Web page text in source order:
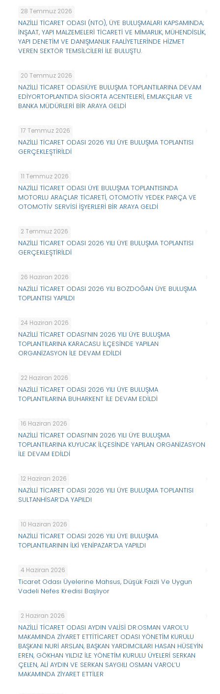
28 Temmuz 2026
NAZİLLİ TİCARET ODASI (NTO), ÜYE BULUŞMALARI KAPSAMINDA;
İNŞAAT, YAPI MALZEMELERİ TİCARETİ VE MİMARLIK, MÜHENDİSLİK,
YAPI DENETİM VE DANIŞMANLIK FAALİYETLERİNDE HİZMET
VEREN SEKTÖR TEMSİLCİLERİ İLE BULUŞTU.
20 Temmuz 2026
NAZİLLİ TİCARET ODASIÜYE BULUŞMA TOPLANTILARINA DEVAM
EDİYORTOPLANTIDA SİGORTA ACENTELERİ, EMLAKÇILAR VE
BANKA MÜDÜRLERİ BİR ARAYA GELDİ
17 Temmuz 2026
NAZİLLİ TİCARET ODASI 2026 YILI ÜYE BULUŞMA TOPLANTISI
GERÇEKLEŞTİRİLDİ
11 Temmuz 2026
NAZİLLİ TİCARET ODASI ÜYE BULUŞMA TOPLANTISINDA
MOTORLU ARAÇLAR TİCARETİ, OTOMOTİV YEDEK PARÇA VE
OTOMOTİV SERVİSİ İŞYERLERİ BİR ARAYA GELDİ
2 Temmuz 2026
NAZİLLİ TİCARET ODASI 2026 YILI ÜYE BULUŞMA TOPLANTISI
GERÇEKLEŞTİRİLDİ
26 Haziran 2026
NAZİLLİ TİCARET ODASI 2026 YILI BOZDOĞAN ÜYE BULUŞMA
TOPLANTISI YAPILDI
24 Haziran 2026
NAZİLLİ TİCARET ODASI’NIN 2026 YILI ÜYE BULUŞMA
TOPLANTILARINA KARACASU İLÇESİNDE YAPILAN
ORGANİZASYON İLE DEVAM EDİLDİ
22 Haziran 2026
NAZİLLİ TİCARET ODASI 2026 YILI ÜYE BULUŞMA
TOPLANTILARINA BUHARKENT İLE DEVAM EDİLDİ
16 Haziran 2026
NAZİLLİ TİCARET ODASI’NIN 2026 YILI ÜYE BULUŞMA
TOPLANTILARINA KUYUCAK İLÇESİNDE YAPILAN ORGANİZASYON
İLE DEVAM EDİLDİ
12 Haziran 2026
NAZİLLİ TİCARET ODASI 2026 YILI ÜYE BULUŞMA TOPLANTISI
SULTANHİSAR’DA YAPILDI
10 Haziran 2026
NAZİLLİ TİCARET ODASI 2026 YILI ÜYE BULUŞMA
TOPLANTILARININ İLKİ YENİPAZAR’DA YAPILDI
4 Haziran 2026
Ticaret Odası Üyelerine Mahsus, Düşük Faizli Ve Uygun
Vadeli Nefes Kredisi Başlıyor
2 Haziran 2026
NAZİLLİ TİCARET ODASI AYDIN VALİSİ DR.OSMAN VAROL’U
MAKAMINDA ZİYARET ETTİTİCARET ODASI YÖNETİM KURULU
BAŞKANI NURİ ARSLAN, BAŞKAN YARDIMCILARI HASAN HÜSEYİN
EREN, GÖKHAN YILDIZ İLE YÖNETİM KURULU ÜYELERİ SERKAN
ÇELEN, ALİ AYDIN VE SERKAN SAYGILI OSMAN VAROL’U
MAKAMINDA ZİYARET ETTİLER